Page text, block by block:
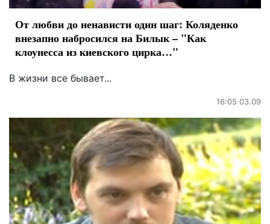
От любви до ненависти один шаг: Коляденко
внезапно набросился на Билык – "Как
клоунесса из киевского цирка…"
В жизни все бывает...
16:05 03.09